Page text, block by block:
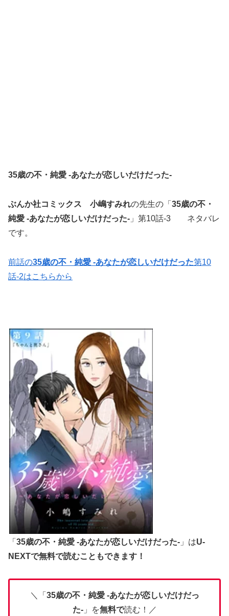
35歳の不・純愛 -あなたが恋しいだけだった-
ぶんか社コミックス 小嶋すみれの先生の「 35歳の不・
純愛 -あなたが恋しいだけだった- 」第10話-3 ネタバレ
です。
前話の35歳の不・純愛 -あなたが恋しいだけだった第10
話-2はこちらから
「 35歳の不・純愛 -あなたが恋しいだけだった- 」はU-
NEXTで無料で読むこともできます！
＼「 35歳の不・純愛 -あなたが恋しいだけだっ
た-」を無料で読む！／